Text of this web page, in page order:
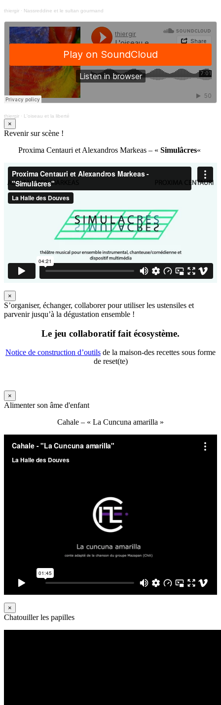
thiergir · Nassreddine et le sultan gourmand
thiergir · L'oiseau et la liberté
×
Revenir sur scène !
Proxima Centauri et Alexandros Markeas – « Simulâcres«
×
S’organiser, échanger, collaborer pour utiliser les ustensiles et
parvenir jusqu’à la dégustation ensemble !
Le jeu collaboratif fait écosystème.
Notice de construction d’outils de la maison-des recettes sous forme
de reset(te)
×
Alimenter son âme d'enfant
Cahale – « La Cuncuna amarilla »
×
Chatouiller les papilles